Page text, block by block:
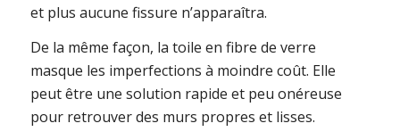
et plus aucune fissure n’apparaîtra.
De la même façon, la toile en fibre de verre
masque les imperfections à moindre coût. Elle
peut être une solution rapide et peu onéreuse
pour retrouver des murs propres et lisses.